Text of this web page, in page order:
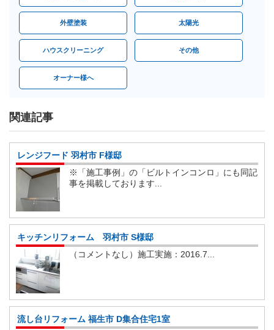
外壁塗装 太陽光
ハウスクリーニング その他
オーナー様へ
関連記事
レンジフード 羽村市 F様邸
※「施工事例」の「ビルトインコンロ」にも同記
事を掲載しております...
キッチンリフォーム 羽村市 S様邸
（コメントなし）施工実施：2016.7...
流し台リフォーム 福生市 D集合住宅1室